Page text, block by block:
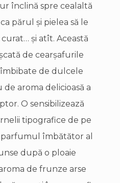
înclină spre cealaltă
părul şi pielea să le
şi atît. Această
de cearşafurile
de dulcele
de aroma delicioasă a
O sensibilizează
tipografice de pe
îmbătător al
după o ploaie
de frunze arse